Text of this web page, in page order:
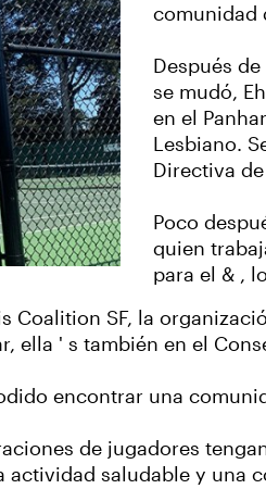
comunidad
Después
se mudó,
en el
Lesbiano.
Directiva de
Poco
quien
para el & ,
Coalition SF, la
ella ' s también en el
encontrar una
de jugadores
saludable y una